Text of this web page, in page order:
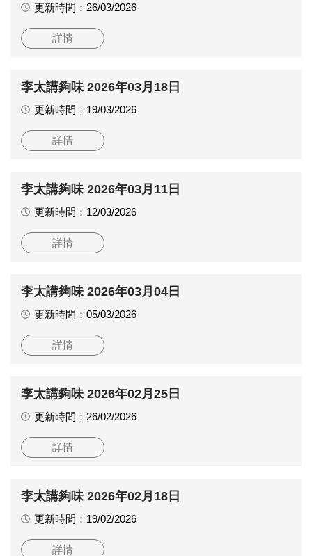
更新時間：26/03/2026
詳情
李太講夠味 2026年03月18日
更新時間：19/03/2026
詳情
李太講夠味 2026年03月11日
更新時間：12/03/2026
詳情
李太講夠味 2026年03月04日
更新時間：05/03/2026
詳情
李太講夠味 2026年02月25日
更新時間：26/02/2026
詳情
李太講夠味 2026年02月18日
更新時間：19/02/2026
詳情